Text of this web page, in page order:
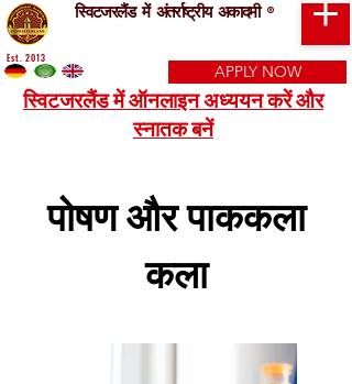
स्विटजरलैंड में अंतर्राष्ट्रीय अकादमी ®
APPLY NOW
स्विटजरलैंड में ऑनलाइन अध्ययन करें और
स्नातक बनें
Est. 2013
पोषण और पाककला
कला